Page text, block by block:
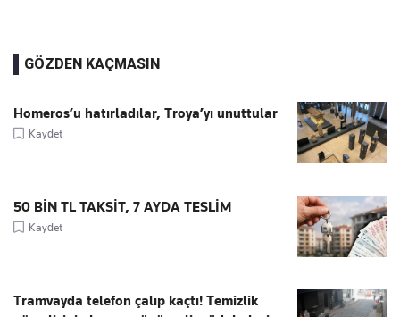
GÖZDEN KAÇMASIN
Homeros’u hatırladılar, Troya’yı unuttular
Kaydet
50 BİN TL TAKSİT, 7 AYDA TESLİM
Kaydet
Tramvayda telefon çalıp kaçtı! Temizlik